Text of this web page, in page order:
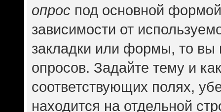
опрос под основной
зависимости от
закладки или формы, то вы
опросов. Задайте тему и
соответствующих полях,
находится на отдельной